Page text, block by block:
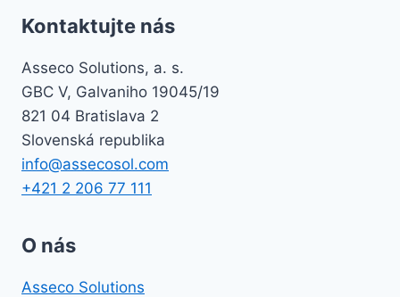
Kontaktujte nás
Asseco Solutions, a. s.
GBC V, Galvaniho 19045/19
821 04 Bratislava 2
Slovenská republika
info@assecosol.com
+421 2 206 77 111
O nás
Asseco Solutions